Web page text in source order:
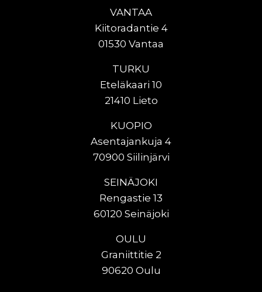
VANTAA
Kiitoradantie 4
01530 Vantaa
TURKU
Eteläkaari 10
21410 Lieto
KUOPIO
Asentajankuja 4
70900 Siilinjärvi
SEINÄJOKI
Rengastie 13
60120 Seinäjoki
OULU
Graniittitie 2
90620 Oulu